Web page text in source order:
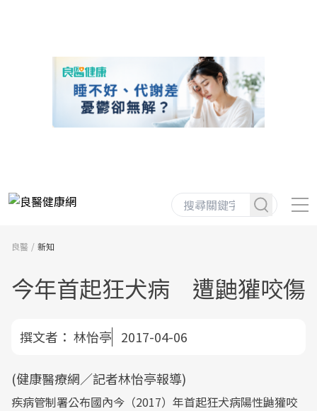
良醫 新知
今年首起狂犬病 遭鼬獾咬傷
撰文者： 林怡亭 2017-04-06
(健康醫療網／記者林怡亭報導)
疾病管制署公布國內今（2017）年首起狂犬病陽性鼬獾咬